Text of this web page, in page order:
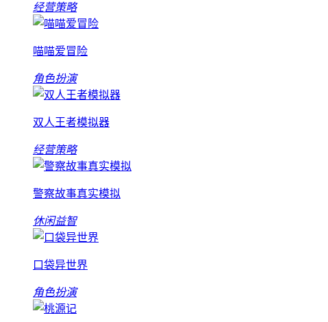
经营策略
喵喵爱冒险
角色扮演
双人王者模拟器
经营策略
警察故事真实模拟
休闲益智
口袋异世界
角色扮演